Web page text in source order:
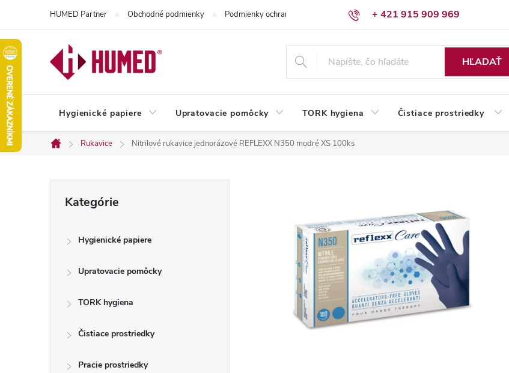
obsah
+ 421 915 909 969
HUMED Partner Obchodné podmienky Podmienky ochrany osobných údajov Reklamačný poriadok
HĽADAŤ
Hygienické papiere Upratovacie pomôcky TORK hygiena Čistiace prostriedky
Domov
Rukavice Nitrilové rukavice jednorázové REFLEXX N350 modré XS 100ks
kategórie
Kategórie
Hygienické papiere
Upratovacie pomôcky
TORK hygiena
Čistiace prostriedky
Pracie prostriedky